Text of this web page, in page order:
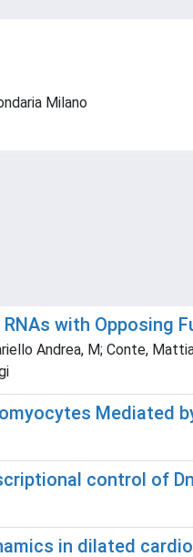
Milano
with Opposing
Andrea, M; Conte,
Mediated
control of
in dilated